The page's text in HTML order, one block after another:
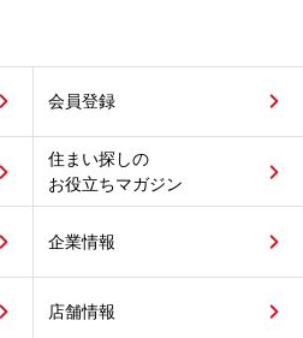
会員登録
住まい探しの
お役立ちマガジン
企業情報
店舗情報